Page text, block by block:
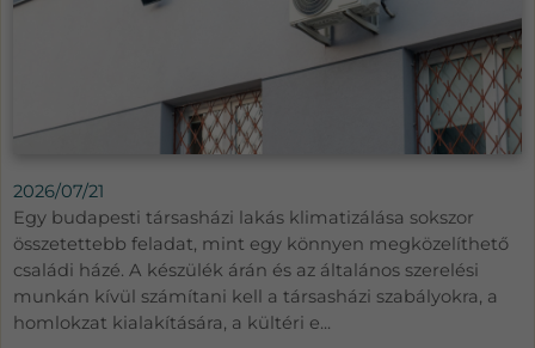
2026/07/21
Egy budapesti társasházi lakás klimatizálása sokszor
összetettebb feladat, mint egy könnyen megközelíthető
családi házé. A készülék árán és az általános szerelési
munkán kívül számítani kell a társasházi szabályokra, a
homlokzat kialakítására, a kültéri e...